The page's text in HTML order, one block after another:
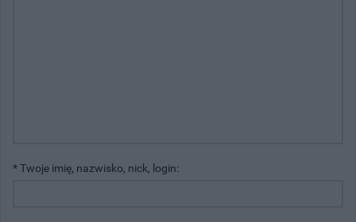
* Twoje imię, nazwisko, nick, login: